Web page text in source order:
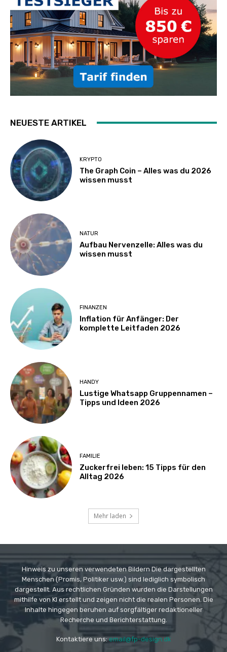
NEUESTE ARTIKEL
KRYPTO
The Graph Coin – Alles was du 2026
wissen musst
NATUR
Aufbau Nervenzelle: Alles was du
wissen musst
FINANZEN
Inflation für Anfänger: Der
komplette Leitfaden 2026
HANDY
Lustige Whatsapp Gruppennamen –
Tipps und Ideen 2026
FAMILIE
Zuckerfrei leben: 15 Tipps für den
Alltag 2026
Mehr laden
Hinweis zu unseren verwendeten Bildern Die dargestellten
Menschen (Promis, Politiker usw.) sind lediglich symbolisch
dargestellt. Aus rechtlichen Gründen wurden die Darstellungen
mithilfe von KI erstellt und zeigen nicht die realen Personen. Die
Inhalte hingegen beruhen auf sorgfältiger redaktioneller
Recherche und Berichterstattung.
Kontaktiere uns:email@fp-design.dk